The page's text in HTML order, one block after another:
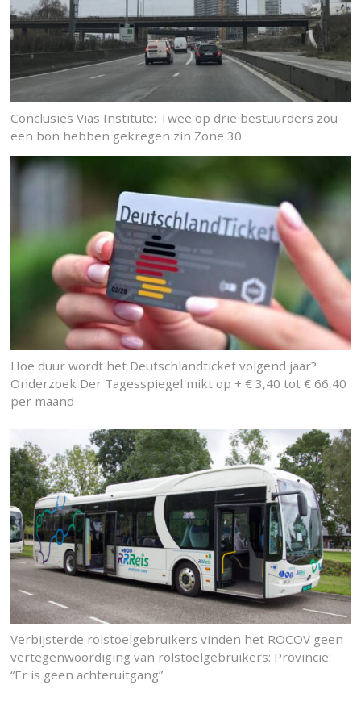
Conclusies Vias Institute: Twee op drie bestuurders zou
een bon hebben gekregen zin Zone 30
Hoe duur wordt het Deutschlandticket volgend jaar?
Onderzoek Der Tagesspiegel mikt op + € 3,40 tot € 66,40
per maand
Verbijsterde rolstoelgebruikers vinden het ROCOV geen
vertegenwoordiging van rolstoelgebruikers: Provincie:
“Er is geen achteruitgang”